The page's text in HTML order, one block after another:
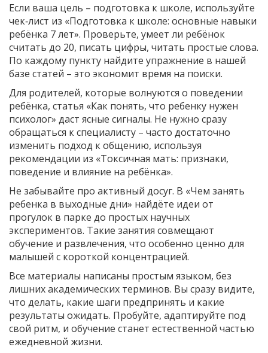
Если ваша цель – подготовка к школе, используйте
чек‑лист из «Подготовка к школе: основные навыки
ребёнка 7 лет». Проверьте, умеет ли ребёнок
считать до 20, писать цифры, читать простые слова.
По каждому пункту найдите упражнение в нашей
базе статей – это экономит время на поиски.
Для родителей, которые волнуются о поведении
ребёнка, статья «Как понять, что ребенку нужен
психолог» даст ясные сигналы. Не нужно сразу
обращаться к специалисту – часто достаточно
изменить подход к общению, используя
рекомендации из «Токсичная мать: признаки,
поведение и влияние на ребёнка».
Не забывайте про активный досуг. В «Чем занять
ребенка в выходные дни» найдёте идеи от
прогулок в парке до простых научных
экспериментов. Такие занятия совмещают
обучение и развлечения, что особенно ценно для
малышей с короткой концентрацией.
Все материалы написаны простым языком, без
лишних академических терминов. Вы сразу видите,
что делать, какие шаги предпринять и какие
результаты ожидать. Пробуйте, адаптируйте под
свой ритм, и обучение станет естественной частью
ежедневной жизни.